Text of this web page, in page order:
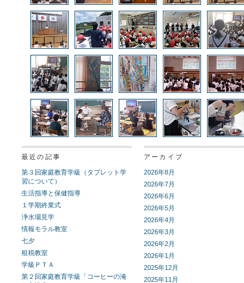
最近の記事
第３回家庭教育学級（タブレット学
習について）
生活指導と保健指導
１学期終業式
浄水場見学
情報モラル教室
七夕
租税教室
学級ＰＴＡ
第２回家庭教育学級「コーヒーの淹
アーカイブ
2026年8月
2026年7月
2026年6月
2026年5月
2026年4月
2026年3月
2026年2月
2026年1月
2025年12月
2025年11月